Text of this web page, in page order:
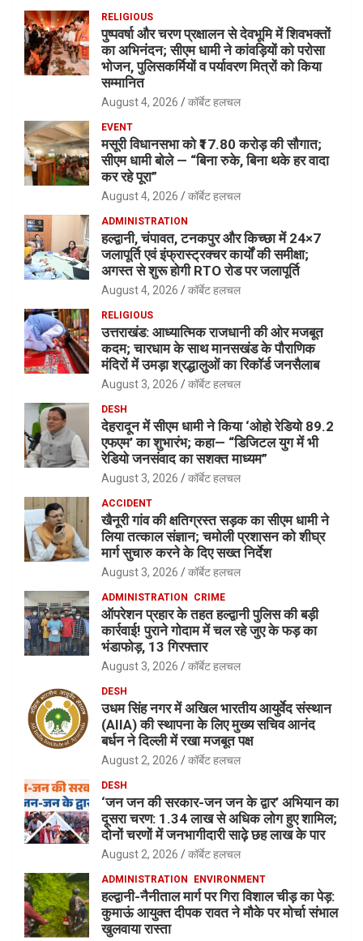
RELIGIOUS
पुष्पवर्षा और चरण प्रक्षालन से देवभूमि में शिवभक्तों
का अभिनंदन; सीएम धामी ने कांवड़ियों को परोसा
भोजन, पुलिसकर्मियों व पर्यावरण मित्रों को किया
सम्मानित
August 4, 2026 कॉर्बेट हलचल
EVENT
मसूरी विधानसभा को ₹17.80 करोड़ की सौगात;
सीएम धामी बोले — “बिना रुके, बिना थके हर वादा
कर रहे पूरा”
August 4, 2026 कॉर्बेट हलचल
ADMINISTRATION
हल्द्वानी, चंपावत, टनकपुर और किच्छा में 24×7
जलापूर्ति एवं इंफ्रास्ट्रक्चर कार्यों की समीक्षा;
अगस्त से शुरू होगी RTO रोड पर जलापूर्ति
August 4, 2026 कॉर्बेट हलचल
RELIGIOUS
उत्तराखंड: आध्यात्मिक राजधानी की ओर मजबूत
कदम; चारधाम के साथ मानसखंड के पौराणिक
मंदिरों में उमड़ा श्रद्धालुओं का रिकॉर्ड जनसैलाब
August 3, 2026 कॉर्बेट हलचल
DESH
देहरादून में सीएम धामी ने किया ‘ओहो रेडियो 89.2
एफएम’ का शुभारंभ; कहा— “डिजिटल युग में भी
रेडियो जनसंवाद का सशक्त माध्यम”
August 3, 2026 कॉर्बेट हलचल
ACCIDENT
खैनूरी गांव की क्षतिग्रस्त सड़क का सीएम धामी ने
लिया तत्काल संज्ञान; चमोली प्रशासन को शीघ्र
मार्ग सुचारु करने के दिए सख्त निर्देश
August 3, 2026 कॉर्बेट हलचल
ADMINISTRATION CRIME
ऑपरेशन प्रहार के तहत हल्द्वानी पुलिस की बड़ी
कार्रवाई! पुराने गोदाम में चल रहे जुए के फड़ का
भंडाफोड़, 13 गिरफ्तार
August 3, 2026 कॉर्बेट हलचल
DESH
उधम सिंह नगर में अखिल भारतीय आयुर्वेद संस्थान
(AIIA) की स्थापना के लिए मुख्य सचिव आनंद
बर्धन ने दिल्ली में रखा मजबूत पक्ष
August 2, 2026 कॉर्बेट हलचल
DESH
‘जन जन की सरकार-जन जन के द्वार’ अभियान का
दूसरा चरण: 1.34 लाख से अधिक लोग हुए शामिल;
दोनों चरणों में जनभागीदारी साढ़े छह लाख के पार
August 2, 2026 कॉर्बेट हलचल
ADMINISTRATION ENVIRONMENT
हल्द्वानी-नैनीताल मार्ग पर गिरा विशाल चीड़ का पेड़:
कुमाऊं आयुक्त दीपक रावत ने मौके पर मोर्चा संभाल
खुलवाया रास्ता